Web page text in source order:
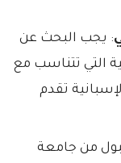
: يجب البحث عن
التي تتناسب مع
تقدم
من جامعة